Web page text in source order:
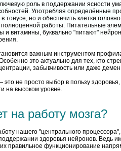
роль в поддержании ясности
Употребляя определённые
тонусе, но и обеспечить клетки
работы. Питательные
и витамины, буквально "питают"
важным инструментом
это актуально для тех, кто
забывчивость или даже
не просто выбор в пользу
на высоком уровне.
на работу мозга?
нашего "центрального
здоровья нейронов. Ведь
их правильное функционирование